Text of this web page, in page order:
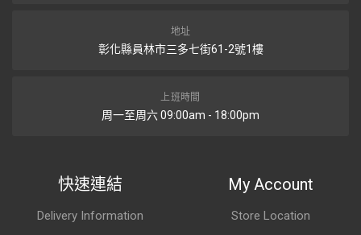
地址
彰化縣員林市三多七街61-2號1樓
上班時間
周一至周六 09:00am - 18:00pm
快速連結
Delivery Information
My Account
Store Location